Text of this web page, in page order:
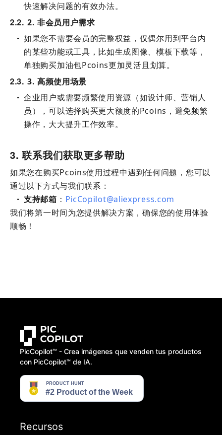
快速解决问题的有效办法。
2.2 2. 非会员用户需求
●
如果您不需要会员的完整权益，仅偶尔用到平台内
的某些功能或工具，比如生成图像、模板下载等，
单独购买加油包Pcoins更加灵活且划算。
2.3 3. 高频使用场景
●
企业用户或需要频繁使用资源（如设计师、营销人
员），可以选择购买更大额度的Pcoins，避免频繁
操作，大大提升工作效率。
3 联系我们获取更多帮助
如果您在购买Pcoins使用过程中遇到任何问题，您可以
通过以下方式与我们联系：
● 支持邮箱 ： PicCopilot@aliexpress.com
我们将第一时间为您提供解决方案，确保您的使用体验
顺畅！
PicCopilot™️ - Crea imágenes que venden tus productos
con PicCopilot™️ de IA.
Recursos